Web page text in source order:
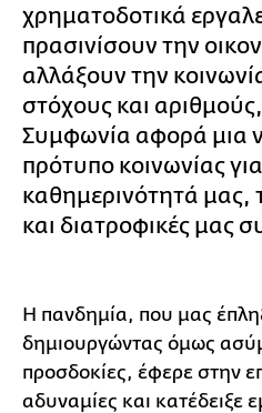
χρηματοδοτικά
πρασινίσουν την
αλλάξουν την
στόχους και
Συμφωνία αφορά μια
πρότυπο κοινωνίας
καθημερινότητά μας,
και διατροφικές μας
Η πανδημία, που μας
δημιουργώντας όμως
προσδοκίες, έφερε στην
αδυναμίες και κατέδειξε